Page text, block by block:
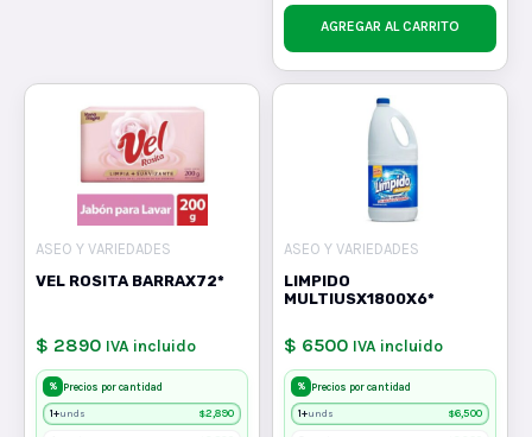
AGREGAR AL CARRITO
ASEO Y VARIEDADES
VEL ROSITA BARRAX72*
$ 2890 IVA incluido
% Precios por cantidad
1+unds $2,890
ASEO Y VARIEDADES
LIMPIDO
MULTIUSX1800X6*
$ 6500 IVA incluido
% Precios por cantidad
1+unds $6,500